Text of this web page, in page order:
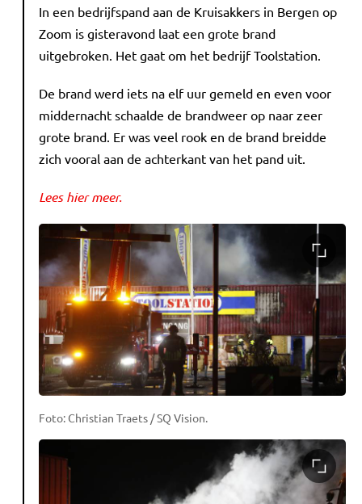
In een bedrijfspand aan de Kruisakkers in Bergen op
Zoom is gisteravond laat een grote brand
uitgebroken. Het gaat om het bedrijf Toolstation.
De brand werd iets na elf uur gemeld en even voor
middernacht schaalde de brandweer op naar zeer
grote brand. Er was veel rook en de brand breidde
zich vooral aan de achterkant van het pand uit.
Lees hier meer.
Foto: Christian Traets / SQ Vision.